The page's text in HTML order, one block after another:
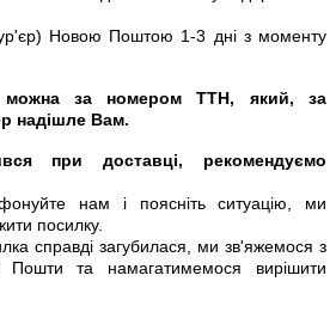
Новою Поштою 1-3 дні з моменту
можна за номером ТТН, який, за
надішле Вам.
при доставці, рекомендуємо
нам і поясніть ситуацію, ми
посилку.
справді загубилася, ми зв'яжемося з
Пошти та намагатимемося вирішити